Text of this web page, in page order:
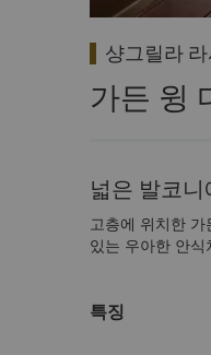
샹그릴라
가든 윙
넓은 발코
고층에 위치한
있는 우아한 안식
특징